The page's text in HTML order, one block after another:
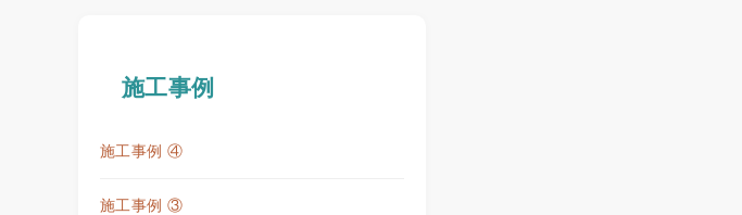
施工事例
施工事例 ④
施工事例 ③